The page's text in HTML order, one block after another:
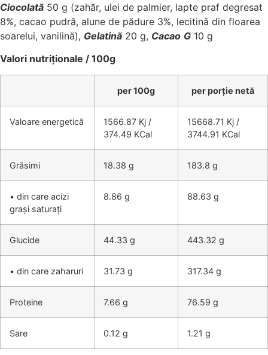
Ciocolată 50 g (zahăr, ulei de palmier, lapte praf degresat
8%, cacao pudră, alune de pădure 3%, lecitină din floarea
soarelui, vanilină), Gelatină 20 g, Cacao G 10 g
Valori nutriționale / 100g
per 100g per porție netă
Valoare energetică
1566.87 Kj /
374.49 KCal
15668.71 Kj /
3744.91 KCal
Grăsimi 18.38 g 183.8 g
• din care acizi
grași saturați
8.86 g 88.63 g
Glucide 44.33 g 443.32 g
• din care zaharuri 31.73 g 317.34 g
Proteine 7.66 g 76.59 g
Sare 0.12 g 1.21 g